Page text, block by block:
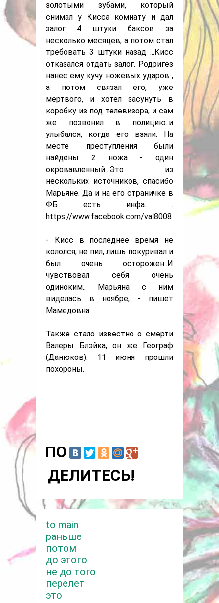
золотыми зубами, который
снимал у Кисса комнату и дал
залог 4 штуки баксов за
несколько месяцев, а потом стал
требовать 3 штуки назад ...Кисс
отказался отдать залог. Родригез
нанес ему кучу ножевых ударов ,
а потом связал его, уже
мертвого, и хотел засунуть в
коробку из под телевизора, и сам
же позвонил в полицию..и
улыбался, когда его взяли. На
месте преступления были
найдены 2 ножа - один
окровавленный...Это из
нескольких источников, спасибо
Марьяне. Да и на его страничке в
ФБ есть инфа. .
https://www.facebook.com/val8008
- Кисс в последнее время не
кололся, не пил, лишь покуривал и
был очень осторожен..И
чувствовал себя очень
одиноким.. Марьяна с ним
виделась в ноябре, - пишет
Мамедовна.
Также стало известно о смерти
Валеры Блэйка, он же Географ
(Данюков). 11 июня прошли
похороны.
ПО
ДЕЛИТЕСЬ!
to main
раньше
потом
до этого
не до того
перелет
это